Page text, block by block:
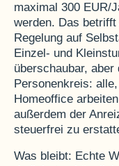
maximal 300 EUR/
werden. Das
Regelung auf
Einzel- und
überschaubar,
Personenkreis:
Homeoffice
außerdem der
steuerfrei zu
Was bleibt: Echte